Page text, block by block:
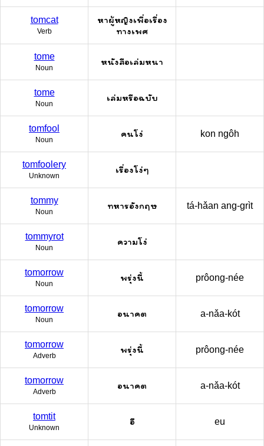
tomcat
Verb
หาผู้หญิงเพื่อเรื่อง
ทางเพศ
tome
Noun
หนังสือเล่มหนา
tome
Noun
เล่มหรือฉบับ
tomfool
Noun
คนโง่ kon ngôh
tomfoolery
Unknown
เรื่องโง่ๆ
tommy
Noun
ทหารอังกฤษ tá-hǎan ang-grìt
tommyrot
Noun
ความโง่
tomorrow
Noun
พรุ่งนี้ prôong-née
tomorrow
Noun
อนาคต a-nǎa-kót
tomorrow
Adverb
พรุ่งนี้ prôong-née
tomorrow
Adverb
อนาคต a-nǎa-kót
tomtit
Unknown
อึ eu